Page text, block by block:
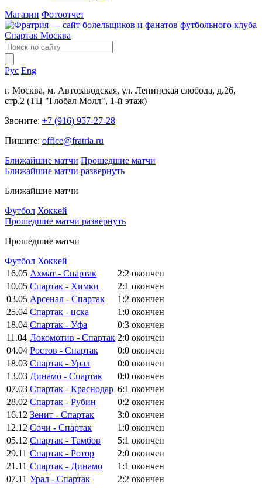
Магазин Фотоотчет
Рус Eng
г. Москва, м. Автозаводская, ул. Ленинская слобода, д.26,
стр.2 (ТЦ "Глобал Молл", 1-й этаж)
Звоните: +7 (916) 957-27-28
Пишите: office@fratria.ru
Ближайшие матчи Прошедшие матчи
Ближайшие матчи развернуть
Ближайшие матчи
Футбол Хоккей
Прошедшие матчи развернуть
Прошедшие матчи
Футбол Хоккей
16.05 Ахмат - Спартак 2:2 окончен
10.05 Спартак - Химки 2:1 окончен
03.05 Арсенал - Спартак 1:2 окончен
25.04 Спартак - цска 1:0 окончен
18.04 Спартак - Уфа 0:3 окончен
11.04 Локомотив - Спартак 2:0 окончен
04.04 Ростов - Спартак 0:0 окончен
18.03 Спартак - Урал 0:0 окончен
13.03 Динамо - Спартак 0:0 окончен
07.03 Спартак - Краснодар 6:1 окончен
28.02 Спартак - Рубин 0:2 окончен
16.12 Зенит - Спартак 3:0 окончен
12.12 Сочи - Спартак 1:0 окончен
05.12 Спартак - Тамбов 5:1 окончен
29.11 Спартак - Ротор 2:0 окончен
21.11 Спартак - Динамо 1:1 окончен
07.11 Урал - Спартак 2:2 окончен